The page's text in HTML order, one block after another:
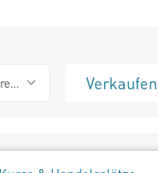
Verkaufen